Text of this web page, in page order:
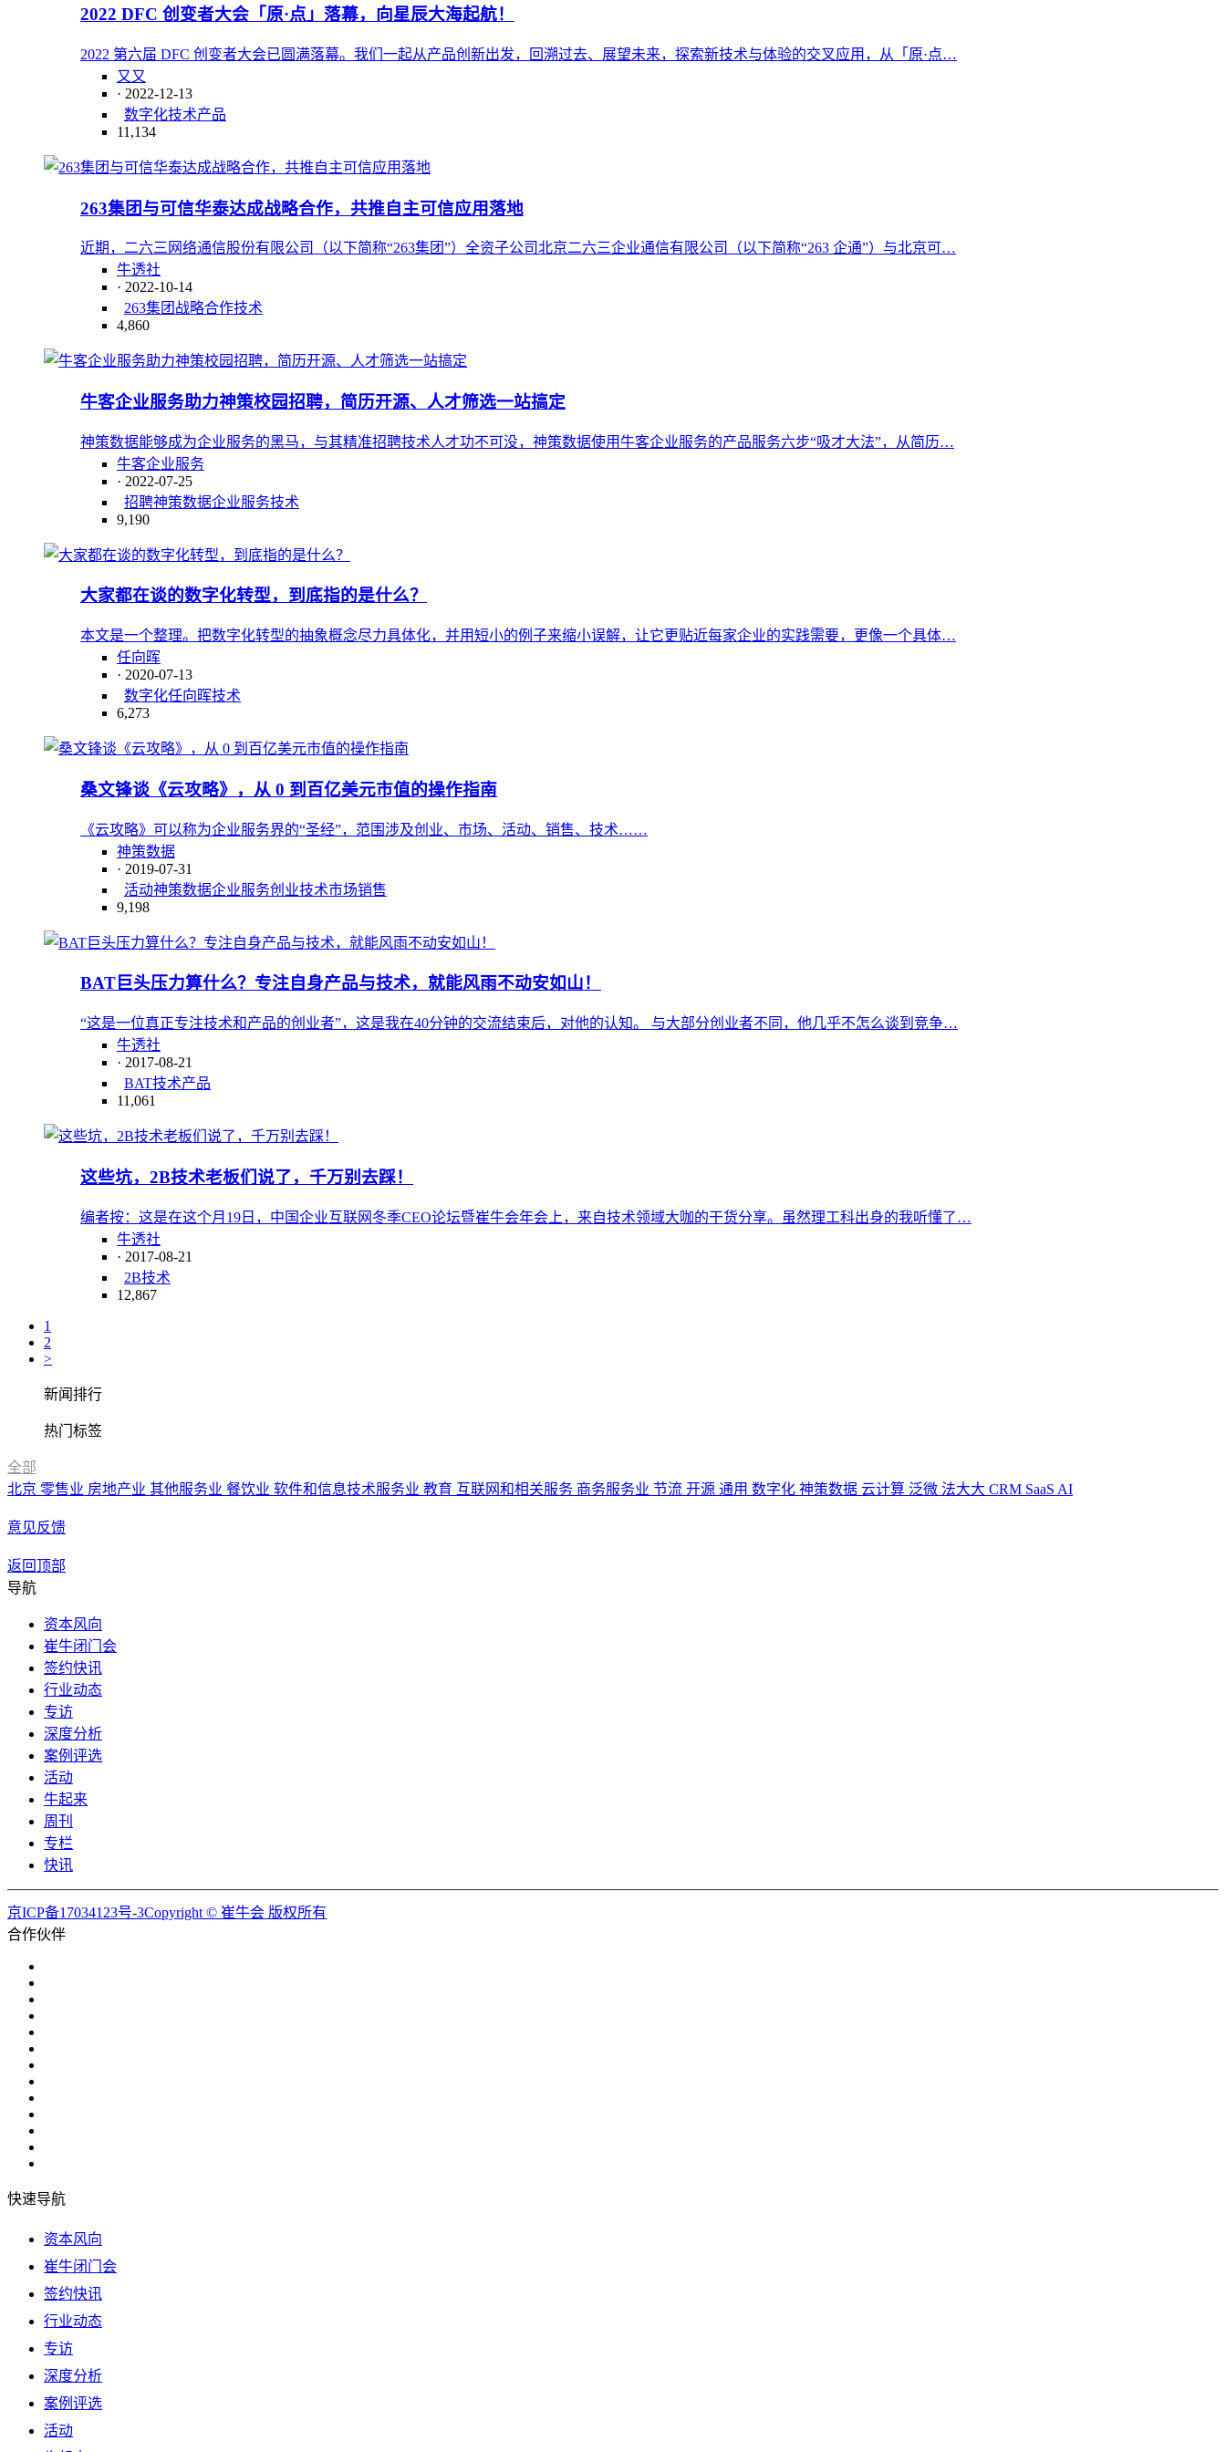
2022 DFC 创变者大会「原·点」落幕，向星辰大海起航！
2022 第六届 DFC 创变者大会已圆满落幕。我们一起从产品创新出发，回溯过去、展望未来，探索新技术与体验的交叉应用，从「原·点…
又又
· 2022-12-13
数字化技术产品
11,134
263集团与可信华泰达成战略合作，共推自主可信应用落地
近期，二六三网络通信股份有限公司（以下简称“263集团”）全资子公司北京二六三企业通信有限公司（以下简称“263 企通”）与北京可…
牛透社
· 2022-10-14
263集团 战略合作技术
4,860
牛客企业服务助力神策校园招聘，简历开源、人才筛选一站搞定
神策数据能够成为企业服务的黑马，与其精准招聘技术人才功不可没，神策数据使用牛客企业服务的产品服务六步“吸才大法”，从简历…
牛客企业服务
· 2022-07-25
招聘神策数据企业服务技术
9,190
大家都在谈的数字化转型，到底指的是什么？
本文是一个整理。把数字化转型的抽象概念尽力具体化，并用短小的例子来缩小误解，让它更贴近每家企业的实践需要，更像一个具体…
任向晖
· 2020-07-13
数字化任向晖技术
6,273
桑文锋谈《云攻略》，从 0 到百亿美元市值的操作指南
《云攻略》可以称为企业服务界的“圣经”，范围涉及创业、市场、活动、销售、技术……
神策数据
· 2019-07-31
活动神策数据企业服务创业技术市场销售
9,198
BAT巨头压力算什么？专注自身产品与技术，就能风雨不动安如山！
“这是一位真正专注技术和产品的创业者”，这是我在40分钟的交流结束后，对他的认知。 与大部分创业者不同，他几乎不怎么谈到竞争…
牛透社
· 2017-08-21
BAT技术产品
11,061
这些坑，2B技术老板们说了，千万别去踩！
编者按：这是在这个月19日，中国企业互联网冬季CEO论坛暨崔牛会年会上，来自技术领域大咖的干货分享。虽然理工科出身的我听懂了…
牛透社
· 2017-08-21
2B技术
12,867
1
2
>
新闻排行
热门标签
全部
北京 零售业 房地产业 其他服务业 餐饮业 软件和信息技术服务业 教育 互联网和相关服务 商务服务业 节流 开源 通用 数字化 神策数据 云计算 泛微 法大大 CRM SaaS AI
意见反馈
返回顶部
导航
资本风向
崔牛闭门会
签约快讯
行业动态
专访
深度分析
案例评选
活动
牛起来
周刊
专栏
快讯
京ICP备17034123号-3Copyright © 崔牛会 版权所有
合作伙伴
快速导航
资本风向
崔牛闭门会
签约快讯
行业动态
专访
深度分析
案例评选
活动